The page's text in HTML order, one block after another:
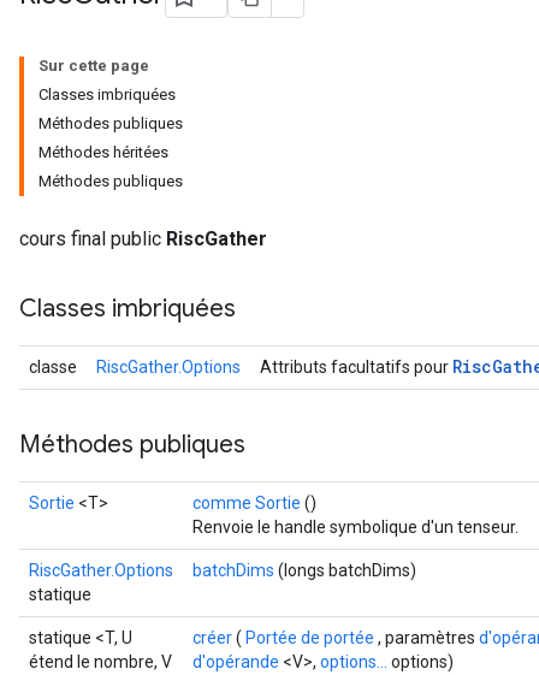
Sur cette page
Classes imbriquées
Méthodes publiques
Méthodes héritées
Méthodes publiques
cours final public RiscGather
Classes imbriquées
classe RiscGather.Options Attributs facultatifs pour Risc
Méthodes publiques
Sortie <T> comme Sortie ()
Renvoie le handle symbolique d'un tenseur.
RiscGather.Options
statique
batchDims (longs batchDims)
statique <T, U
étend le nombre, V
créer( Portée de portée , paramètres
d'opérande <V>, options...
options)